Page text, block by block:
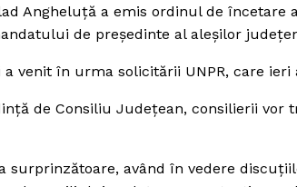
Angheluţă a emis ordinul de
de preşedinte al aleşilor
venit în urma solicitării UNPR, care
de Consiliu Judeţean, consilierii
surprinzătoare, având în vedere